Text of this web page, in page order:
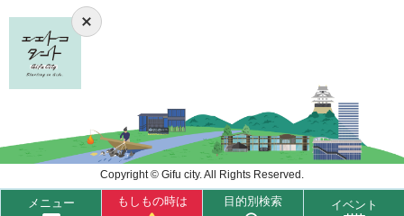
メニュー もしもの時は 目的別検索 イベント
Copyright © Gifu city. All Rights Reserved.